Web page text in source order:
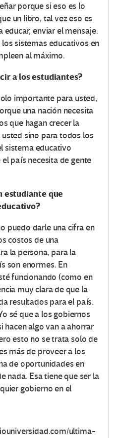
porque si eso es lo
un libro, tal vez eso es
educar, enviar el mensaje.
sistemas educativos en
al máximo.
a los estudiantes?
importante para usted,
una nación necesita
que hagan crecer la
sino para todos los
sistema educativo
país necesita de gente
estudiante que
puedo darle una cifra en
costos de una
la persona, para la
son enormes. En
funcionando (como en
muy clara de que la
resultados para el país.
sé que a los gobiernos
hacen algo van a ahorrar
esto no se trata solo de
más de proveer a los
de oportunidades en
nada. Esa tiene que ser la
gobierno en el
ultima-